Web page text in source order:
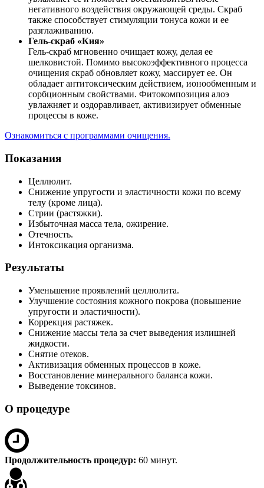
услуги
80-30
599-880
негативного воздействия окружающей среды. Скраб
также способствует стимуляции тонуса кожи и ее
разглаживанию.
Гель-скраб «Кия»
Гель-скраб мгновенно очищает кожу, делая ее
шелковистой. Помимо высокоэффективного процесса
очищения скраб обновляет кожу, массирует ее. Он
обладает антитоксическим действием, ионообменным и
сорбционным свойствами. Фитокомпозиция алоэ
увлажняет и оздоравливает, активизирует обменные
процессы в коже.
Ознакомиться с программами очищения.
Показания
Целлюлит.
Снижение упругости и эластичности кожи по всему
телу (кроме лица).
Стрии (растяжки).
Избыточная масса тела, ожирение.
Отечность.
Интоксикация организма.
Результаты
Уменьшение проявлений целлюлита.
Улучшение состояния кожного покрова (повышение
упругости и эластичности).
Коррекция растяжек.
Снижение массы тела за счет выведения излишней
жидкости.
Снятие отеков.
Активизация обменных процессов в коже.
Восстановление минерального баланса кожи.
Выведение токсинов.
О процедуре
Продолжительность процедур: 60 минут.